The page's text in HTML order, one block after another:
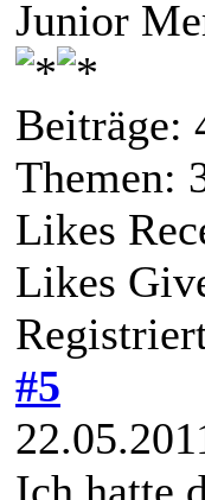
Junior
Beiträge:
Themen:
Likes
Likes
#5